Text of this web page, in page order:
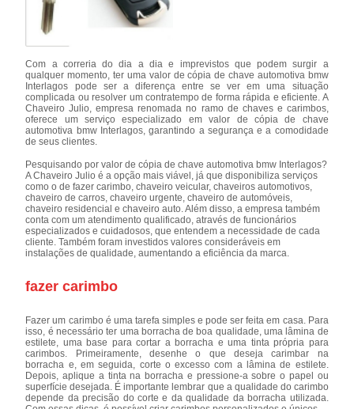
Com a correria do dia a dia e imprevistos que podem surgir a
qualquer momento, ter uma valor de cópia de chave automotiva bmw
Interlagos pode ser a diferença entre se ver em uma situação
complicada ou resolver um contratempo de forma rápida e eficiente. A
Chaveiro Julio, empresa renomada no ramo de chaves e carimbos,
oferece um serviço especializado em valor de cópia de chave
automotiva bmw Interlagos, garantindo a segurança e a comodidade
de seus clientes.
Pesquisando por valor de cópia de chave automotiva bmw Interlagos?
A Chaveiro Julio é a opção mais viável, já que disponibiliza serviços
como o de fazer carimbo, chaveiro veicular, chaveiros automotivos,
chaveiro de carros, chaveiro urgente, chaveiro de automóveis,
chaveiro residencial e chaveiro auto. Além disso, a empresa também
conta com um atendimento qualificado, através de funcionários
especializados e cuidadosos, que entendem a necessidade de cada
cliente. Também foram investidos valores consideráveis em
instalações de qualidade, aumentando a eficiência da marca.
fazer carimbo
Fazer um carimbo é uma tarefa simples e pode ser feita em casa. Para
isso, é necessário ter uma borracha de boa qualidade, uma lâmina de
estilete, uma base para cortar a borracha e uma tinta própria para
carimbos. Primeiramente, desenhe o que deseja carimbar na
borracha e, em seguida, corte o excesso com a lâmina de estilete.
Depois, aplique a tinta na borracha e pressione-a sobre o papel ou
superfície desejada. É importante lembrar que a qualidade do carimbo
depende da precisão do corte e da qualidade da borracha utilizada.